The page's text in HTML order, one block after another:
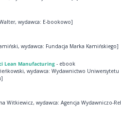
wydawca: E-bookowo]
wydawca: Fundacja Marka Kamińskiego]
Lean Manufacturing- ebook
wydawca: Wydawnictwo Uniwersytetu
Witkiewicz, wydawca: Agencja Wydawniczo-